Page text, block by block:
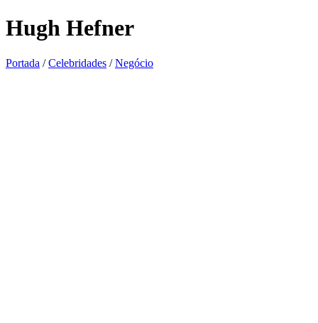
Hugh Hefner
Portada /Celebridades /Negócio